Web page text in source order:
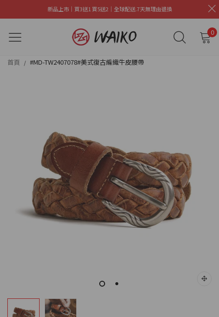
新品上市｜買3送1 買5送2｜全球配送.7天無理由退換
0
首頁 / #MD-TW2407078#美式復古編織牛皮腰帶